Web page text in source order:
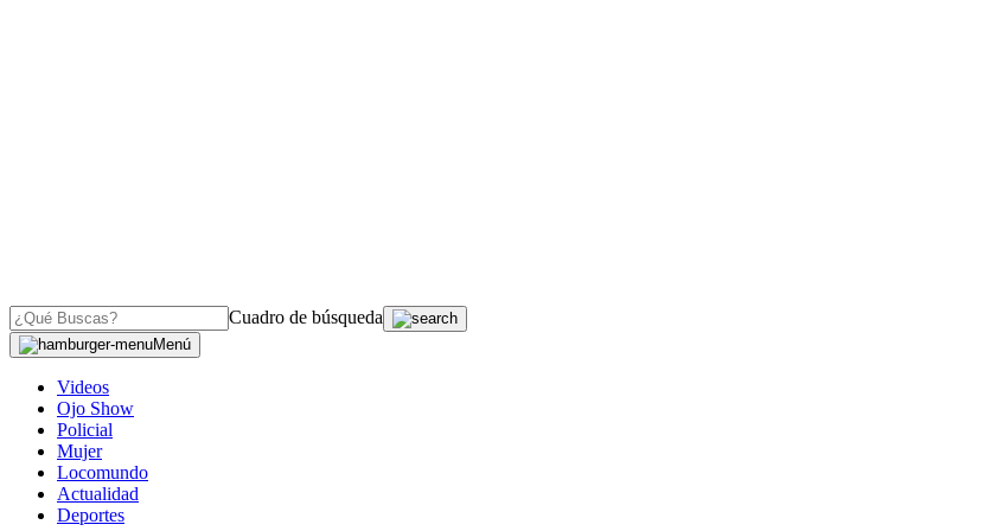
Cuadro de búsqueda
Menú
Videos
Ojo Show
Policial
Mujer
Locomundo
Actualidad
Deportes